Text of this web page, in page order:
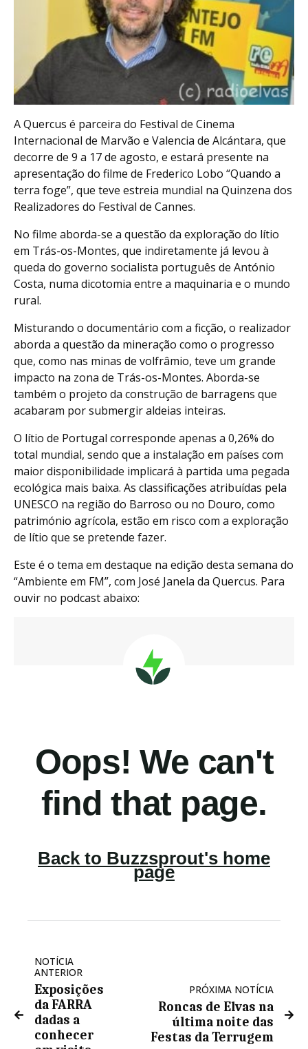
A Quercus é parceira do Festival de Cinema
Internacional de Marvão e Valencia de Alcántara, que
decorre de 9 a 17 de agosto, e estará presente na
apresentação do filme de Frederico Lobo “Quando a
terra foge”, que teve estreia mundial na Quinzena dos
Realizadores do Festival de Cannes.
No filme aborda-se a questão da exploração do lítio
em Trás-os-Montes, que indiretamente já levou à
queda do governo socialista português de António
Costa, numa dicotomia entre a maquinaria e o mundo
rural.
Misturando o documentário com a ficção, o realizador
aborda a questão da mineração como o progresso
que, como nas minas de volfrâmio, teve um grande
impacto na zona de Trás-os-Montes. Aborda-se
também o projeto da construção de barragens que
acabaram por submergir aldeias inteiras.
O lítio de Portugal corresponde apenas a 0,26% do
total mundial, sendo que a instalação em países com
maior disponibilidade implicará à partida uma pegada
ecológica mais baixa. As classificações atribuídas pela
UNESCO na região do Barroso ou no Douro, como
património agrícola, estão em risco com a exploração
de lítio que se pretende fazer.
Este é o tema em destaque na edição desta semana do
“Ambiente em FM”, com José Janela da Quercus. Para
ouvir no podcast abaixo:
NOTÍCIA
ANTERIOR
Exposições
da FARRA
dadas a
conhecer
PRÓXIMA NOTÍCIA
Roncas de Elvas na
última noite das
Festas da Terrugem